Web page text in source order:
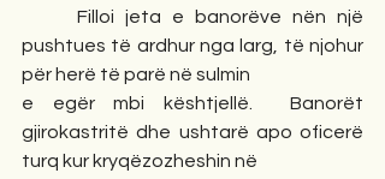
pushtues të ardhur nga larg, të njohur
për herë të parë në sulmin
e egër mbi kështjellë.  Banorët
gjirokastritë dhe ushtarë apo oficerë
turq kur kryqëzozheshin në